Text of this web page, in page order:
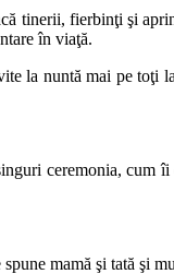
tinerii, fierbinţi şi
în viaţă.
la nuntă mai pe toţi
ceremonia, cum
mamă şi tată şi